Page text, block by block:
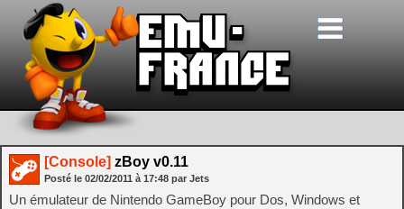
[Console] zBoy v0.11
Posté le 02/02/2011 à 17:48 par Jets
Un émulateur de Nintendo GameBoy pour Dos, Windows et